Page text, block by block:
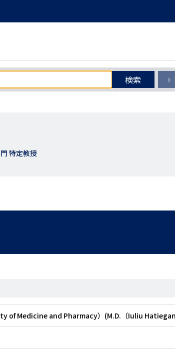
検索
特定教授
of Medicine and Pharmacy）(M.D.（Iuliu